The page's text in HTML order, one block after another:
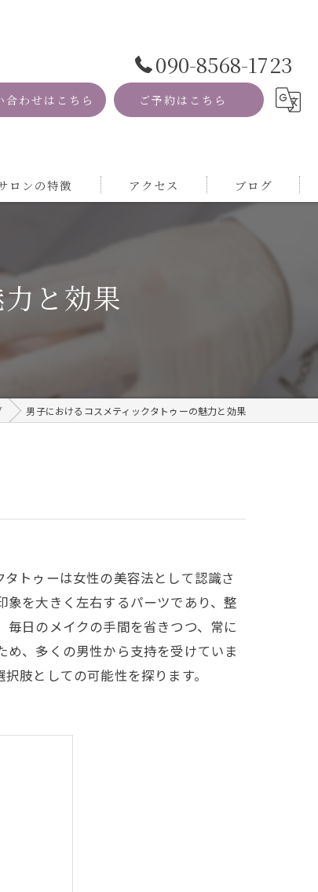
090-8568-1723
合わせはこちら ご予約はこちら
ロンの特徴 アクセス ブログ
と効果
男子におけるコスメティックタトゥーの魅力と効果
トゥーは女性の美容法として認識さ
を大きく左右するパーツであり、整
日のメイクの手間を省きつつ、常に
、多くの男性から支持を受けていま
肢としての可能性を探ります。
イル